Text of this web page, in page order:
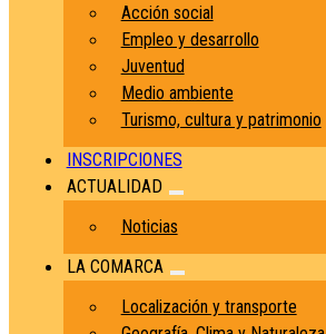
Acción social
Empleo y desarrollo
Juventud
Medio ambiente
Turismo, cultura y patrimonio
INSCRIPCIONES
ACTUALIDAD
Noticias
LA COMARCA
Localización y transporte